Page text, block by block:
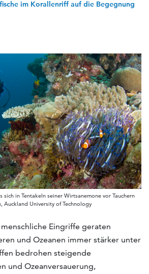
im Korallenriff auf die Begegnung
sich in Tentakeln seiner Wirtsanemone vor Tauchern
Auckland University of Technology
Eingriffe geraten
und Ozeanen immer stärker unter
bedrohen steigende
und Ozeanversauerung,